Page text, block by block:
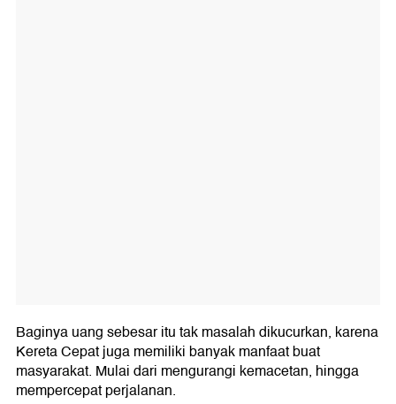
Baginya uang sebesar itu tak masalah dikucurkan, karena
Kereta Cepat juga memiliki banyak manfaat buat
masyarakat. Mulai dari mengurangi kemacetan, hingga
mempercepat perjalanan.